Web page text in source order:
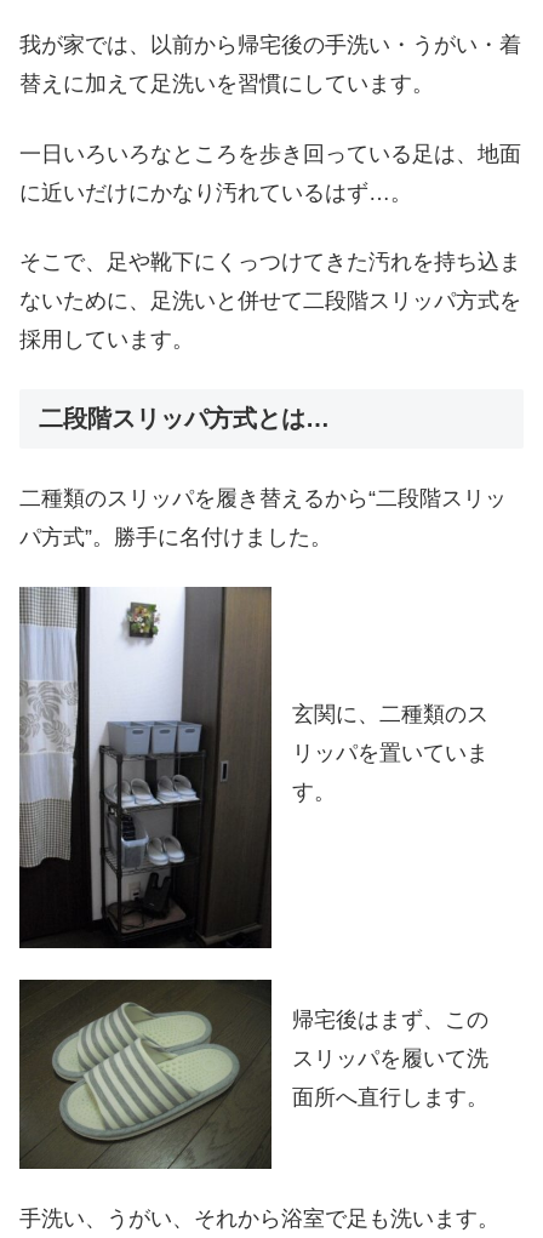
我が家では、以前から帰宅後の手洗い・うがい・着
替えに加えて足洗いを習慣にしています。
一日いろいろなところを歩き回っている足は、地面
に近いだけにかなり汚れているはず…。
そこで、足や靴下にくっつけてきた汚れを持ち込ま
ないために、足洗いと併せて二段階スリッパ方式を
採用しています。
二段階スリッパ方式とは…
二種類のスリッパを履き替えるから“二段階スリッ
パ方式”。勝手に名付けました。
玄関に、二種類のス
リッパを置いていま
す。
帰宅後はまず、この
スリッパを履いて洗
面所へ直行します。
手洗い、うがい、それから浴室で足も洗います。